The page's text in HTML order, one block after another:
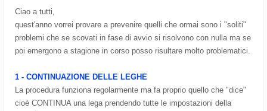
Ciao a tutti,
quest'anno vorrei provare a prevenire quelli che ormai sono i "soliti"
problemi che se scovati in fase di avvio si risolvono con nulla ma se
poi emergono a stagione in corso posso risultare molto problematici.
1 - CONTINUAZIONE DELLE LEGHE
La procedura funziona regolarmente ma fa proprio quello che "dice"
cioè CONTINUA una lega prendendo tutte le impostazioni della